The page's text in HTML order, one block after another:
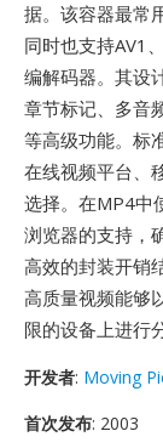
据。该容器最常
同时也支持AV1
编解码器。其设
章节标记、多音
等高级功能。标
在线视频平台、
选择。在MP4中
浏览器的支持，
高效的封装开销
高质量视频能够
限的设备上进行
开发者: Moving
首次发布: 2003